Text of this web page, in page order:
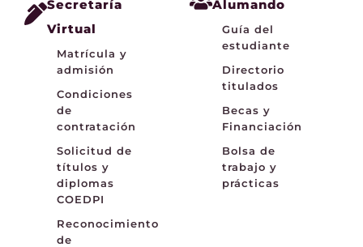
Secretaría
Virtual
Matrícula y
admisión
Condiciones
de
contratación
Solicitud de
títulos y
diplomas
COEDPI
Reconocimiento
de
Alumando
Guía del
estudiante
Directorio
titulados
Becas y
Financiación
Bolsa de
trabajo y
prácticas